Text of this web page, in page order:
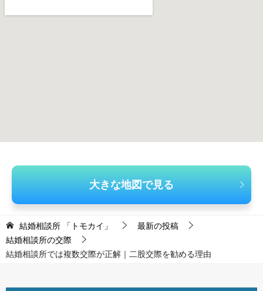
大きな地図で見る
結婚相談所 「トモカイ」
最新の投稿
結婚相談所の交際
結婚相談所では複数交際が正解｜二股交際を勧める理由